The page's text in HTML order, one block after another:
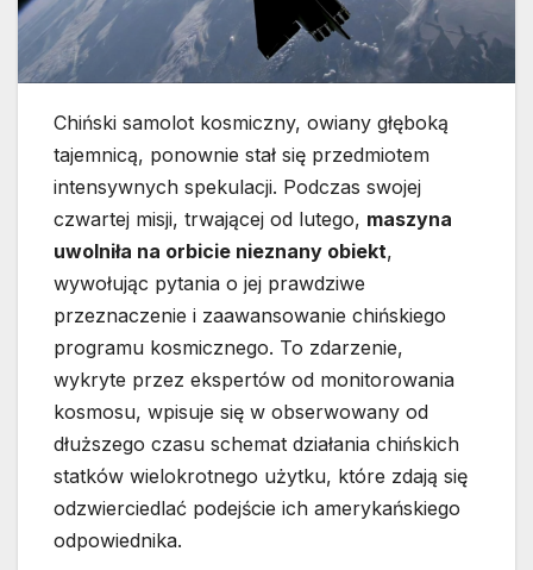
Chiński samolot kosmiczny, owiany głęboką
tajemnicą, ponownie stał się przedmiotem
intensywnych spekulacji. Podczas swojej
czwartej misji, trwającej od lutego, maszyna
uwolniła na orbicie nieznany obiekt,
wywołując pytania o jej prawdziwe
przeznaczenie i zaawansowanie chińskiego
programu kosmicznego. To zdarzenie,
wykryte przez ekspertów od monitorowania
kosmosu, wpisuje się w obserwowany od
dłuższego czasu schemat działania chińskich
statków wielokrotnego użytku, które zdają się
odzwierciedlać podejście ich amerykańskiego
odpowiednika.